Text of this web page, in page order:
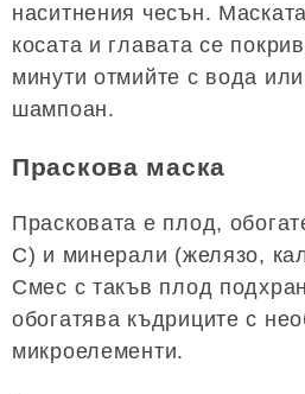
наситнения чесън.
косата и главата се
минути отмийте с вода
шампоан.
Праскова маска
Прасковата е плод,
С) и минерали (желязо,
Смес с такъв плод
обогатява къдриците с
микроелементи.